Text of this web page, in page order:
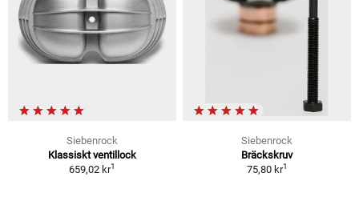
Siebenrock
Klassiskt ventillock
659,02 kr1
Siebenrock
Bräckskruv
75,80 kr1